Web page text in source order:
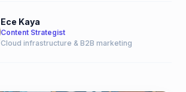
Ece Kaya
Content Strategist
Cloud infrastructure & B2B marketing